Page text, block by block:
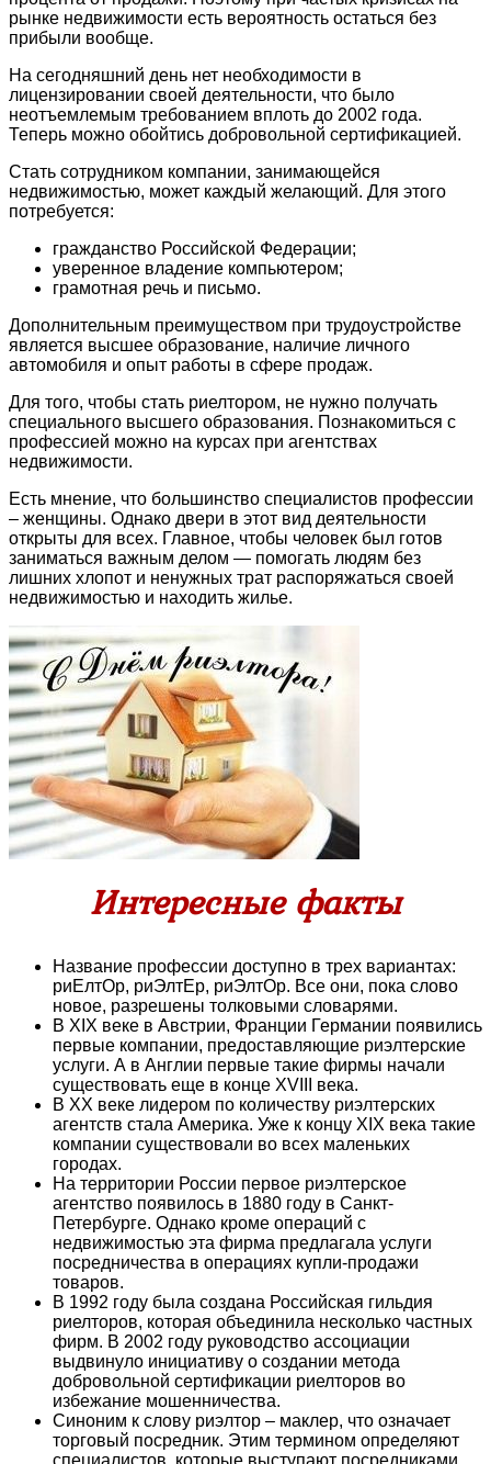
рынке недвижимости есть вероятность остаться без
прибыли вообще.
На сегодняшний день нет необходимости в
лицензировании своей деятельности, что было
неотъемлемым требованием вплоть до 2002 года.
Теперь можно обойтись добровольной сертификацией.
Стать сотрудником компании, занимающейся
недвижимостью, может каждый желающий. Для этого
потребуется:
гражданство Российской Федерации;
уверенное владение компьютером;
грамотная речь и письмо.
Дополнительным преимуществом при трудоустройстве
является высшее образование, наличие личного
автомобиля и опыт работы в сфере продаж.
Для того, чтобы стать риелтором, не нужно получать
специального высшего образования. Познакомиться с
профессией можно на курсах при агентствах
недвижимости.
Есть мнение, что большинство специалистов профессии
– женщины. Однако двери в этот вид деятельности
открыты для всех. Главное, чтобы человек был готов
заниматься важным делом — помогать людям без
лишних хлопот и ненужных трат распоряжаться своей
недвижимостью и находить жилье.
Интересные факты
Название профессии доступно в трех вариантах:
риЕлтОр, риЭлтЕр, риЭлтОр. Все они, пока слово
новое, разрешены толковыми словарями.
В XIX веке в Австрии, Франции Германии появились
первые компании, предоставляющие риэлтерские
услуги. А в Англии первые такие фирмы начали
существовать еще в конце XVIII века.
В ХХ веке лидером по количеству риэлтерских
агентств стала Америка. Уже к концу ХІХ века такие
компании существовали во всех маленьких
городах.
На территории России первое риэлтерское
агентство появилось в 1880 году в Санкт-
Петербурге. Однако кроме операций с
недвижимостью эта фирма предлагала услуги
посредничества в операциях купли-продажи
товаров.
В 1992 году была создана Российская гильдия
риелторов, которая объединила несколько частных
фирм. В 2002 году руководство ассоциации
выдвинуло инициативу о создании метода
добровольной сертификации риелторов во
избежание мошенничества.
Синоним к слову риэлтор – маклер, что означает
торговый посредник. Этим термином определяют
специалистов, которые выступают посредниками